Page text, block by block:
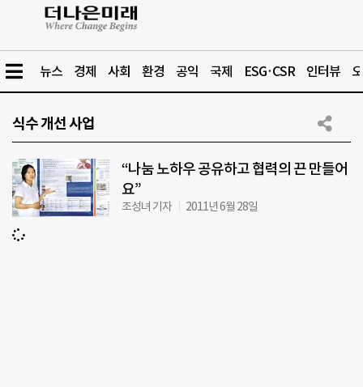
뉴스 경제 사회 환경 공익 국제 ESG·CSR 인터뷰
식수 개선 사업
“나눔 노하우 공유하고 협력의 끈 만들어
요”
조성녀 기자 2011년 6월 28일